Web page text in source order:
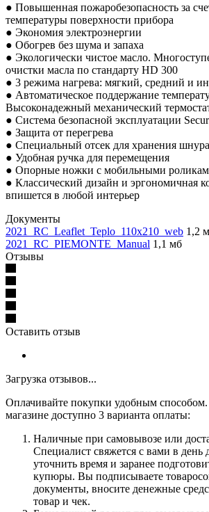
● Повышенная пожаробезопасность за
температуры поверхности прибора
● Экономия электроэнергии
● Обогрев без шума и запаха
● Экологически чистое масло.
очистки масла по стандарту HD 300
● 3 режима нагрева: мягкий, средний и
● Автоматическое поддержание
Высоконадежный механический
● Система безопасной эксплуатации
● Защита от перегрева
● Специальный отсек для хранения
● Удобная ручка для перемещения
● Опорные ножки с мобильными
● Классический дизайн и эргономичная
впишется в любой интерьер
Документы
2021_RC_Leaflet_Teplo_110x210_web 1,2
2021_RC_PIEMONTE_Manual 1,1 мб
Отзывы
Оставить отзыв
Загрузка отзывов...
Оплачивайте покупки удобным
магазине доступно 3 варианта оплаты:
Наличные при самовывозе или
Специалист свяжется с вами в день
уточнить время и заранее
купюры. Вы подписываете
документы, вносите денежные
товар и чек.